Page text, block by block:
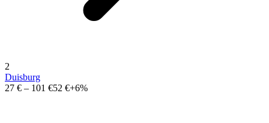
2
Duisburg
27 € – 101 €52 €+6%